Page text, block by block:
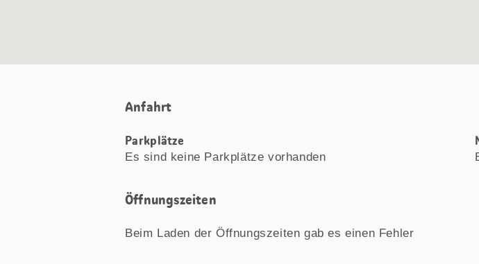
Anfahrt
Parkplätze
Es sind keine Parkplätze vorhanden
Öffnungszeiten
Beim Laden der Öffnungszeiten gab es einen Fehler